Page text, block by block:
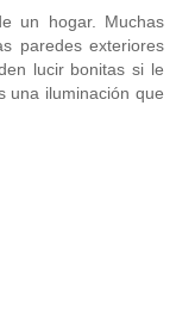
un hogar. Muchas
paredes exteriores
lucir bonitas si le
una iluminación que